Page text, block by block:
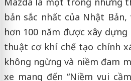
bản sắc nhất của Nhật
hơn 100 năm được xây
thuật cơ khí chế tạo chính
không ngừng và niềm đam
xe mang đến “Niềm vui